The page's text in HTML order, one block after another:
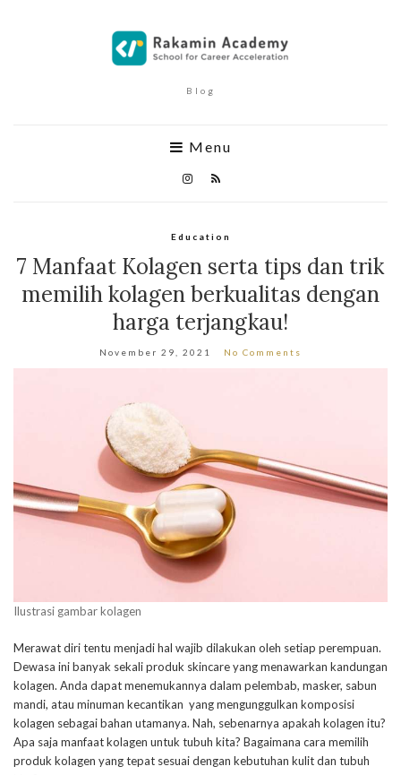
Blog
Menu
Education
7 Manfaat Kolagen serta tips dan trik
memilih kolagen berkualitas dengan
harga terjangkau!
November 29, 2021 No Comments
Ilustrasi gambar kolagen
Merawat diri tentu menjadi hal wajib dilakukan oleh setiap perempuan.
Dewasa ini banyak sekali produk skincare yang menawarkan kandungan
kolagen. Anda dapat menemukannya dalam pelembab, masker, sabun
mandi, atau minuman kecantikan yang mengunggulkan komposisi
kolagen sebagai bahan utamanya. Nah, sebenarnya apakah kolagen itu?
Apa saja manfaat kolagen untuk tubuh kita? Bagaimana cara memilih
produk kolagen yang tepat sesuai dengan kebutuhan kulit dan tubuh